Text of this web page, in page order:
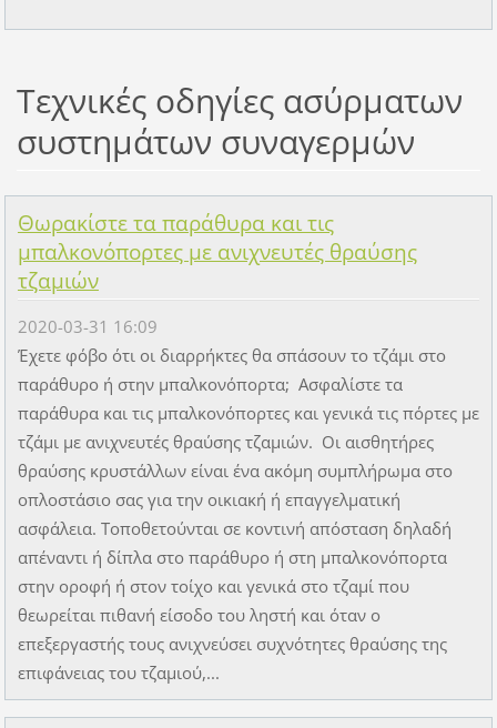
Τεχνικές οδηγίες ασύρματων
συστημάτων συναγερμών
Θωρακίστε τα παράθυρα και τις
μπαλκονόπορτες με ανιχνευτές θραύσης
τζαμιών
2020-03-31 16:09
Έχετε φόβο ότι οι διαρρήκτες θα σπάσουν το τζάμι στο
παράθυρο ή στην μπαλκονόπορτα; Ασφαλίστε τα
παράθυρα και τις μπαλκονόπορτες και γενικά τις πόρτες με
τζάμι με ανιχνευτές θραύσης τζαμιών. Οι αισθητήρες
θραύσης κρυστάλλων είναι ένα ακόμη συμπλήρωμα στο
οπλοστάσιο σας για την οικιακή ή επαγγελματική
ασφάλεια. Τοποθετούνται σε κοντινή απόσταση δηλαδή
απέναντι ή δίπλα στο παράθυρο ή στη μπαλκονόπορτα
στην οροφή ή στον τοίχο και γενικά στο τζαμί που
θεωρείται πιθανή είσοδο του ληστή και όταν ο
επεξεργαστής τους ανιχνεύσει συχνότητες θραύσης της
επιφάνειας του τζαμιού,...